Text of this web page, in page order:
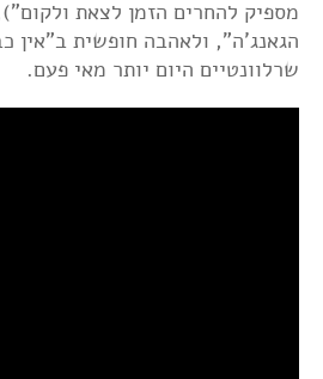
מספיק להחרים הזמן לצאת
הגאנג'ה", ולאהבה חופשית ב"אין
שרלוונטיים היום יותר מאי פעם.